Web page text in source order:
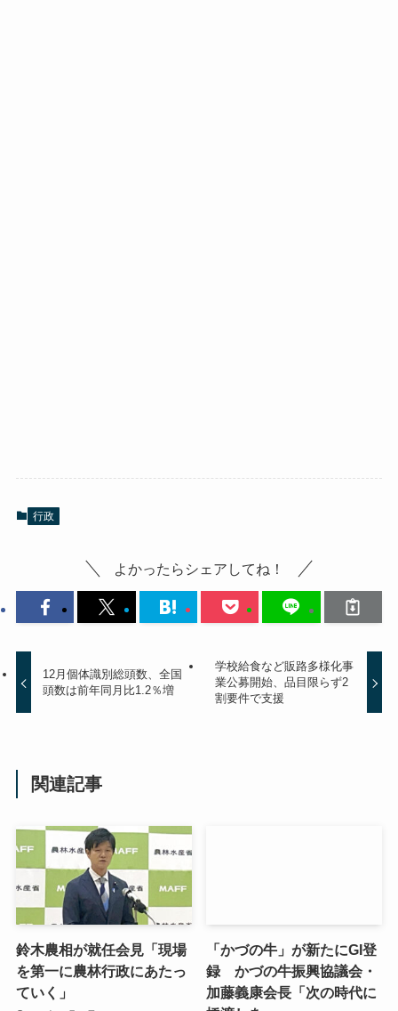
行政
よかったらシェアしてね！
12月個体識別総頭数、全国
頭数は前年同月比1.2％増
学校給食など販路多様化事
業公募開始、品目限らず2
割要件で支援
関連記事
鈴木農相が就任会見「現場
を第一に農林行政にあたっ
ていく」
「かづの牛」が新たにGI登
録 かづの牛振興協議会・
加藤義康会長「次の時代に